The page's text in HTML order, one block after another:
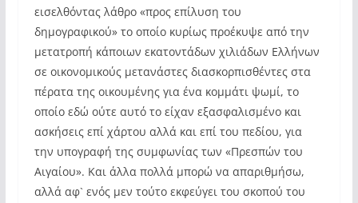
εισελθόντας λάθρο «προς επίλυση του
δημογραφικού» το οποίο κυρίως προέκυψε από την
μετατροπή κάποιων εκατοντάδων χιλιάδων Ελλήνων
σε οικονομικούς μετανάστες διασκορπισθέντες στα
πέρατα της οικουμένης για ένα κομμάτι ψωμί, το
οποίο εδώ ούτε αυτό το είχαν εξασφαλισμένο και
ασκήσεις επί χάρτου αλλά και επί του πεδίου, για
την υπογραφή της συμφωνίας των «Πρεσπών του
Αιγαίου». Και άλλα πολλά μπορώ να απαριθμήσω,
αλλά αφ` ενός μεν τούτο εκφεύγει του σκοπού του